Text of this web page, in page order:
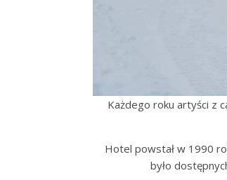
Każdego roku artyści z
Hotel powstał w 1990
było